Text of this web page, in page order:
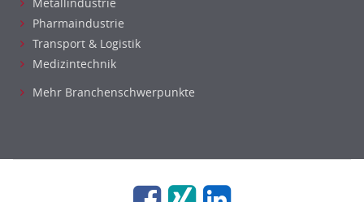
Elektrotechnik, Elektronik
Entwicklung
Fertigungstechnik
Leitung, Teamleitung
Luft- und Raumfahrttechnik
Pharmaindustrie
Transport & Logistik
Medizintechnik
Mehr Branchenschwerpunkte